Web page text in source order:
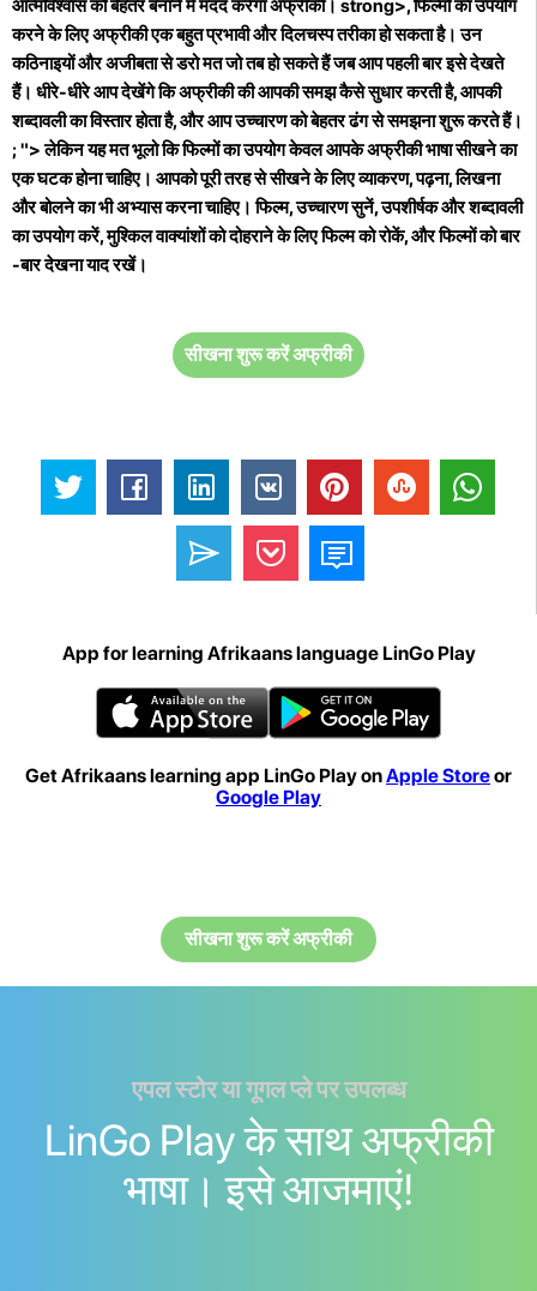
आत्मविश्वास को बेहतर बनाने में मदद करेगा अफ्रीकी। strong>, फिल्मों का उपयोग
करने के लिए अफ्रीकी एक बहुत प्रभावी और दिलचस्प तरीका हो सकता है। उन
कठिनाइयों और अजीबता से डरो मत जो तब हो सकते हैं जब आप पहली बार इसे देखते
हैं। धीरे-धीरे आप देखेंगे कि अफ्रीकी की आपकी समझ कैसे सुधार करती है, आपकी
शब्दावली का विस्तार होता है, और आप उच्चारण को बेहतर ढंग से समझना शुरू करते हैं।
; "> लेकिन यह मत भूलो कि फिल्मों का उपयोग केवल आपके अफ्रीकी भाषा सीखने का
एक घटक होना चाहिए। आपको पूरी तरह से सीखने के लिए व्याकरण, पढ़ना, लिखना
और बोलने का भी अभ्यास करना चाहिए। फिल्म, उच्चारण सुनें, उपशीर्षक और शब्दावली
का उपयोग करें, मुश्किल वाक्यांशों को दोहराने के लिए फिल्म को रोकें, और फिल्मों को बार
-बार देखना याद रखें।
सीखना शुरू करें अफ्रीकी
App for learning Afrikaans language LinGo Play
Get Afrikaans learning app LinGo Play onApple Storeor
Google Play
सीखना शुरू करें अफ्रीकी
एपल स्टोर या गूगल प्ले पर उपलब्ध
LinGo Play के साथ अफ्रीकी
भाषा। इसे आजमाएं!